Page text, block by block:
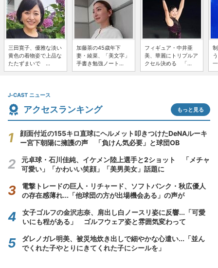
三田寛子、優雅な淡い
黄色の着物姿で上品な
たたずまいで ...
加藤茶の45歳年下
妻・綾菜、「美文字」
手書き勉強ノート...
フィギュア・中井亜
美、華麗にトリプルア
クセル決める 「...
J-CAST ニュース
アクセスランキング もっと見る
顔面付近の155キロ直球にヘルメット叩きつけたDeNAルーキ
ー宮下朝陽に擁護の声 「負けん気必要」と球団OB
元卓球・石川佳純、イケメン陸上選手と2ショット 「メチャ
可愛い」「かわいい笑顔」「美男美女」話題に
電撃トレードの巨人・リチャード、ソフトバンク・秋広優人
の存在感薄れ...「他球団の方が出場機会ある」の声が
女子ゴルフの金沢志奈、肩出し白ノースリ姿に反響...「可愛
いにも程がある」 ゴルフウェア姿と雰囲気変わって
ダレノガレ明美、被災地炊き出しで細やかな心遣い...「並ん
でくれた子やとりにきてくれた子にシールを」